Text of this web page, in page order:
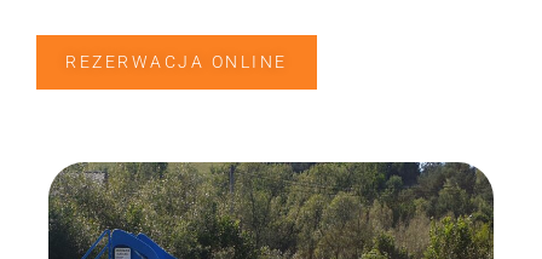
REZERWACJA ONLINE